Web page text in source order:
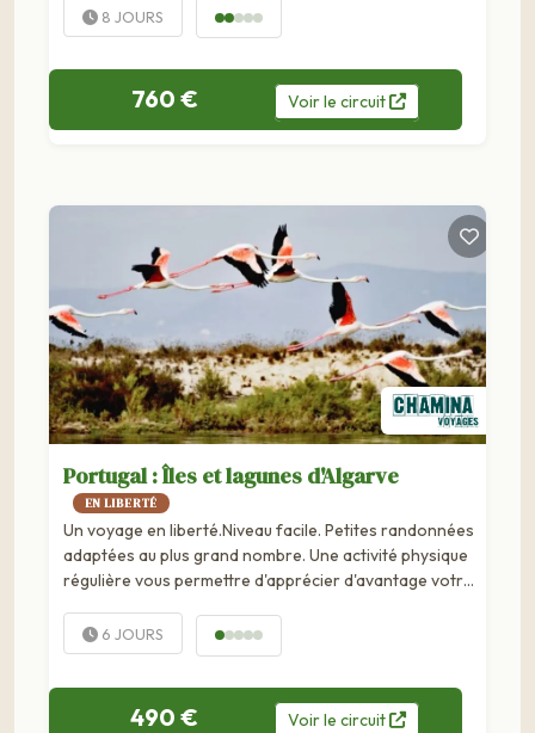
jours avec des durées et...
8 JOURS
760 € Voirle circuit
Portugal : Îles et lagunes d'Algarve
EN LIBERTÉ
Un voyage en liberté.Niveau facile. Petites randonnées
adaptées au plus grand nombre. Une activité physique
régulière vous permettre d'apprécier d'avantage votre
6 JOURS
490 € Voirle circuit